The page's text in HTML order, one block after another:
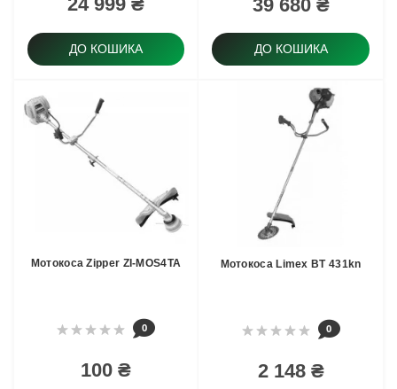
ДО КОШИКА
39 680 ₴
ДО КОШИКА
Мотокоса Zipper ZI-MOS4TA
0
100 ₴
Мотокоса Limex BT 431kn
0
2 148 ₴